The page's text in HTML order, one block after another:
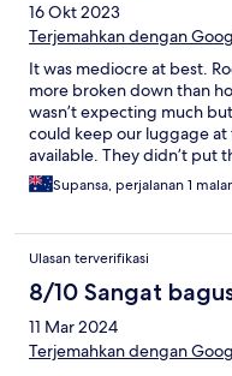
16 Okt 2023
Terjemahkan dengan
It was mediocre at best.
more broken down than
wasn’t expecting much
could keep our luggage
available. They didn’t put
space until our room was
lobby. Don’t be deceived
Supansa, perjalanan 1
Ulasan terverifikasi
8/10 Sangat
11 Mar 2024
Terjemahkan dengan